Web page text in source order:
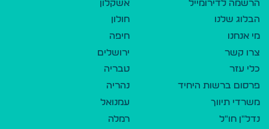
הרשמה לדירומייל
הבלוג שלנו
מי אנחנו
צרו קשר
כלי עזר
פרסום ברשות היחיד
משרדי תיווך
נדל"ן חו"ל
אשקלון
חולון
חיפה
ירושלים
טבריה
נהריה
עמנואל
רמלה